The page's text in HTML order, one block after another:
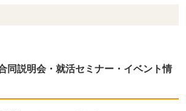
同説明会・就活セミナー・イベント情